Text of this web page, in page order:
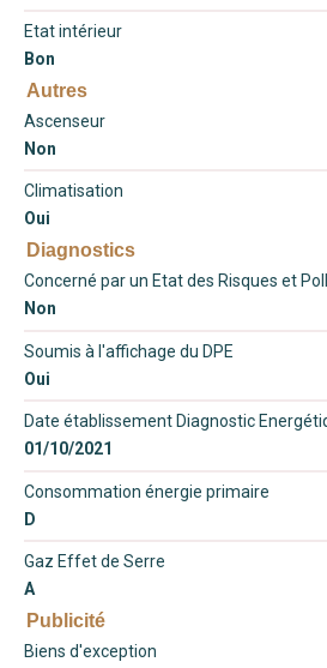
Etat intérieur
Bon
Autres
Ascenseur
Non
Climatisation
Oui
Diagnostics
Concerné par un Etat des Risques et
Non
Soumis à l'affichage du DPE
Oui
Date établissement Diagnostic
01/10/2021
Consommation énergie primaire
D
Gaz Effet de Serre
A
Publicité
Biens d'exception